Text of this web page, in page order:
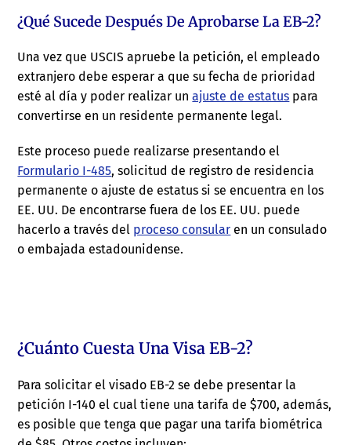
¿Qué Sucede Después De Aprobarse La EB-2?
Una vez que USCIS apruebe la petición, el empleado
extranjero debe esperar a que su fecha de prioridad
esté al día y poder realizar unajuste de estatus para
convertirse en un residente permanente legal.
Este proceso puede realizarse presentando el
Formulario I-485, solicitud de registro de residencia
permanente o ajuste de estatus si se encuentra en los
EE. UU. De encontrarse fuera de los EE. UU. puede
hacerlo a través del proceso consular en un consulado
o embajada estadounidense.
¿Cuánto Cuesta Una Visa EB-2?
Para solicitar el visado EB-2 se debe presentar la
petición I-140 el cual tiene una tarifa de $700, además,
es posible que tenga que pagar una tarifa biométrica